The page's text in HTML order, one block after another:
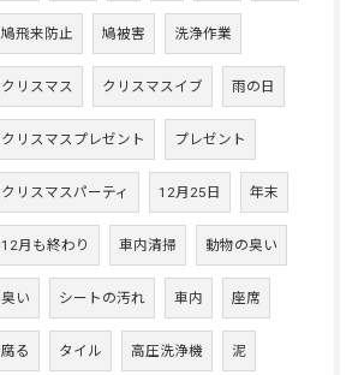
鳩飛来防止 鳩被害 洗浄作業
クリスマス クリスマスイブ 雨の日
クリスマスプレゼント プレゼント
クリスマスパーティ 12月25日 年末
12月も終わり 車内清掃 動物の臭い
臭い シートの汚れ 車内 座席
腐る タイル 高圧洗浄機 泥